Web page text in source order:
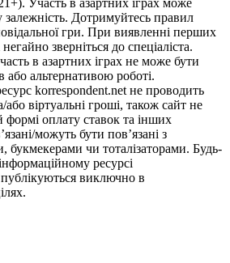
залежність. Дотримуйтесь правил
гри. При виявленні перших
зверніться до спеціаліста.
в азартних іграх не може бути
або альтернативою роботі.
korrespondent.net не проводить
або віртуальні гроші, також сайт не
формі оплату ставок та інших
можуть бути пов’язані з
букмекерами чи тоталізаторами. Будь-
ресурсі
виключно в